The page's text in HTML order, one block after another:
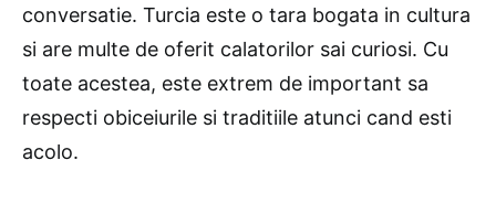
conversatie. Turcia este o tara bogata in cultura
si are multe de oferit calatorilor sai curiosi. Cu
toate acestea, este extrem de important sa
respecti obiceiurile si traditiile atunci cand esti
acolo.